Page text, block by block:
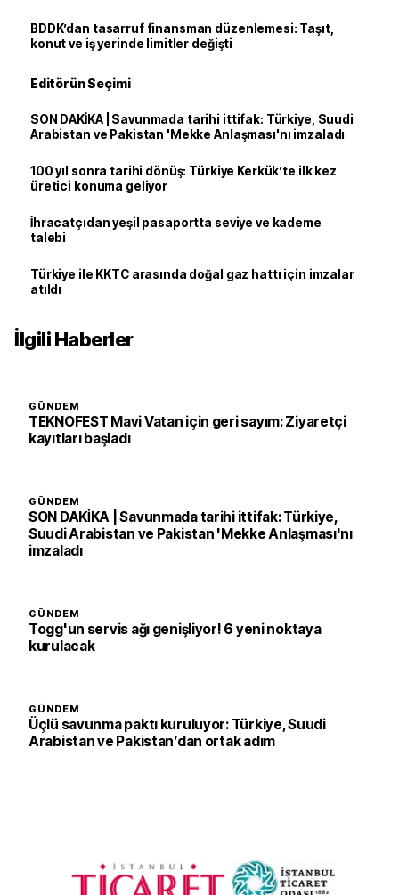
BDDK’dan tasarruf finansman düzenlemesi: Taşıt,
konut ve iş yerinde limitler değişti
Editörün Seçimi
SON DAKİKA | Savunmada tarihi ittifak: Türkiye, Suudi
Arabistan ve Pakistan 'Mekke Anlaşması'nı imzaladı
100 yıl sonra tarihi dönüş: Türkiye Kerkük’te ilk kez
üretici konuma geliyor
İhracatçıdan yeşil pasaportta seviye ve kademe
talebi
Türkiye ile KKTC arasında doğal gaz hattı için imzalar
atıldı
İlgili Haberler
GÜNDEM
TEKNOFEST Mavi Vatan için geri sayım: Ziyaretçi
kayıtları başladı
GÜNDEM
SON DAKİKA | Savunmada tarihi ittifak: Türkiye,
Suudi Arabistan ve Pakistan 'Mekke Anlaşması'nı
imzaladı
GÜNDEM
Togg'un servis ağı genişliyor! 6 yeni noktaya
kurulacak
GÜNDEM
Üçlü savunma paktı kuruluyor: Türkiye, Suudi
Arabistan ve Pakistan’dan ortak adım